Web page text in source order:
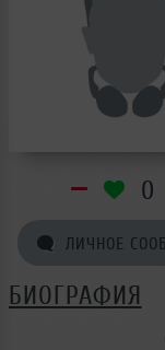
0
ЛИЧНОЕ
БИОГРАФИЯ